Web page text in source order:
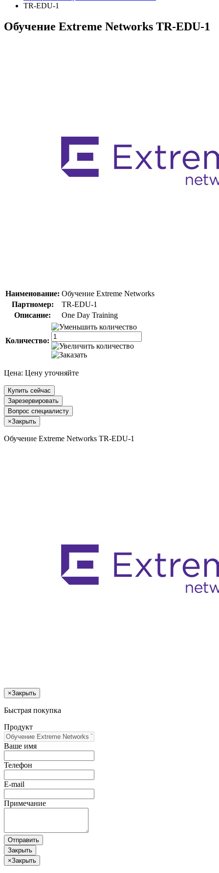
TR-EDU-1
Обучение Extreme Networks TR-EDU-1
Наименование: Обучение Extreme Networks
Партномер:
TR-EDU-1
Описание:
One Day Training
Количество:
Цена: Цену уточняйте
Купить сейчас
Зарезервировать
Вопрос специалисту
×Закрыть
Обучение Extreme Networks TR-EDU-1
×Закрыть
Быстрая покупка
Продукт
Ваше имя
Телефон
E-mail
Примечание
Отправить
Закрыть
×Закрыть